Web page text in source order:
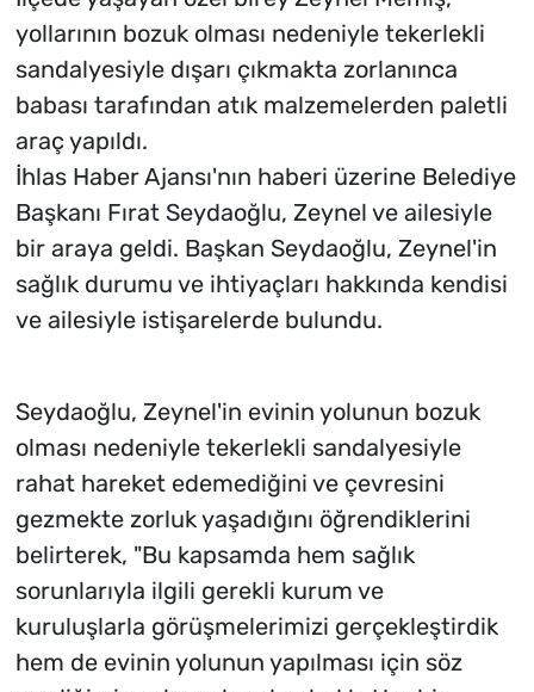
yollarının bozuk olması nedeniyle tekerlekli
sandalyesiyle dışarı çıkmakta zorlanınca
babası tarafından atık malzemelerden paletli
araç yapıldı.
İhlas Haber Ajansı'nın haberi üzerine Belediye
Başkanı Fırat Seydaoğlu, Zeynel ve ailesiyle
bir araya geldi. Başkan Seydaoğlu, Zeynel'in
sağlık durumu ve ihtiyaçları hakkında kendisi
ve ailesiyle istişarelerde bulundu.
Seydaoğlu, Zeynel'in evinin yolunun bozuk
olması nedeniyle tekerlekli sandalyesiyle
rahat hareket edemediğini ve çevresini
gezmekte zorluk yaşadığını öğrendiklerini
belirterek, "Bu kapsamda hem sağlık
sorunlarıyla ilgili gerekli kurum ve
kuruluşlarla görüşmelerimizi gerçekleştirdik
hem de evinin yolunun yapılması için söz